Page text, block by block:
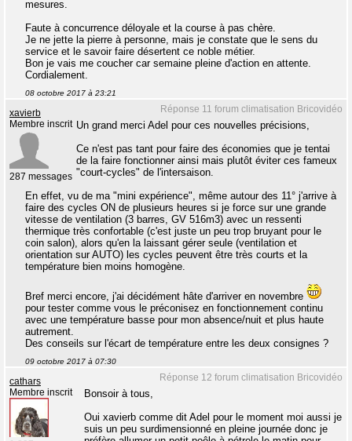
mesures.
Faute à concurrence déloyale et la course à pas chère.
Je ne jette la pierre à personne, mais je constate que le sens du
service et le savoir faire désertent ce noble métier.
Bon je vais me coucher car semaine pleine d'action en attente.
Cordialement.
08 octobre 2017 à 23:21
Réponse 11 forum climatisation Bricovidéo
xavierb
Membre inscrit
287 messages
Un grand merci Adel pour ces nouvelles précisions,
Ce n'est pas tant pour faire des économies que je tentai
de la faire fonctionner ainsi mais plutôt éviter ces fameux
"court-cycles" de l'intersaison.
En effet, vu de ma "mini expérience", même autour des 11° j'arrive à
faire des cycles ON de plusieurs heures si je force sur une grande
vitesse de ventilation (3 barres, GV 516m3) avec un ressenti
thermique très confortable (c'est juste un peu trop bruyant pour le
coin salon), alors qu'en la laissant gérer seule (ventilation et
orientation sur AUTO) les cycles peuvent être très courts et la
température bien moins homogène.
Bref merci encore, j'ai décidément hâte d'arriver en novembre
pour tester comme vous le préconisez en fonctionnement continu
avec une température basse pour mon absence/nuit et plus haute
autrement.
Des conseils sur l'écart de température entre les deux consignes ?
09 octobre 2017 à 07:30
Réponse 12 forum climatisation Bricovidéo
cathars
Membre inscrit
Bonsoir à tous,
Oui xavierb comme dit Adel pour le moment moi aussi je
suis un peu surdimensionné en pleine journée donc je